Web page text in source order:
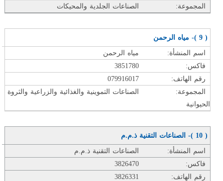
المجموعة:
الصناعات الجلدية والمحيكات
( 9 )- مياه الرحمن
اسم المنشأة:
مياه الرحمن
فاكس:
3851780
رقم الهاتف:
079916017
المجموعة:
الصناعات التموينية والغذائية والزراعية والثروة
الحيوانية
( 10 )- الصناعات التقنية ذ.م.م
اسم المنشأة:
الصناعات التقنية ذ.م.م
فاكس:
3826470
رقم الهاتف:
3826331